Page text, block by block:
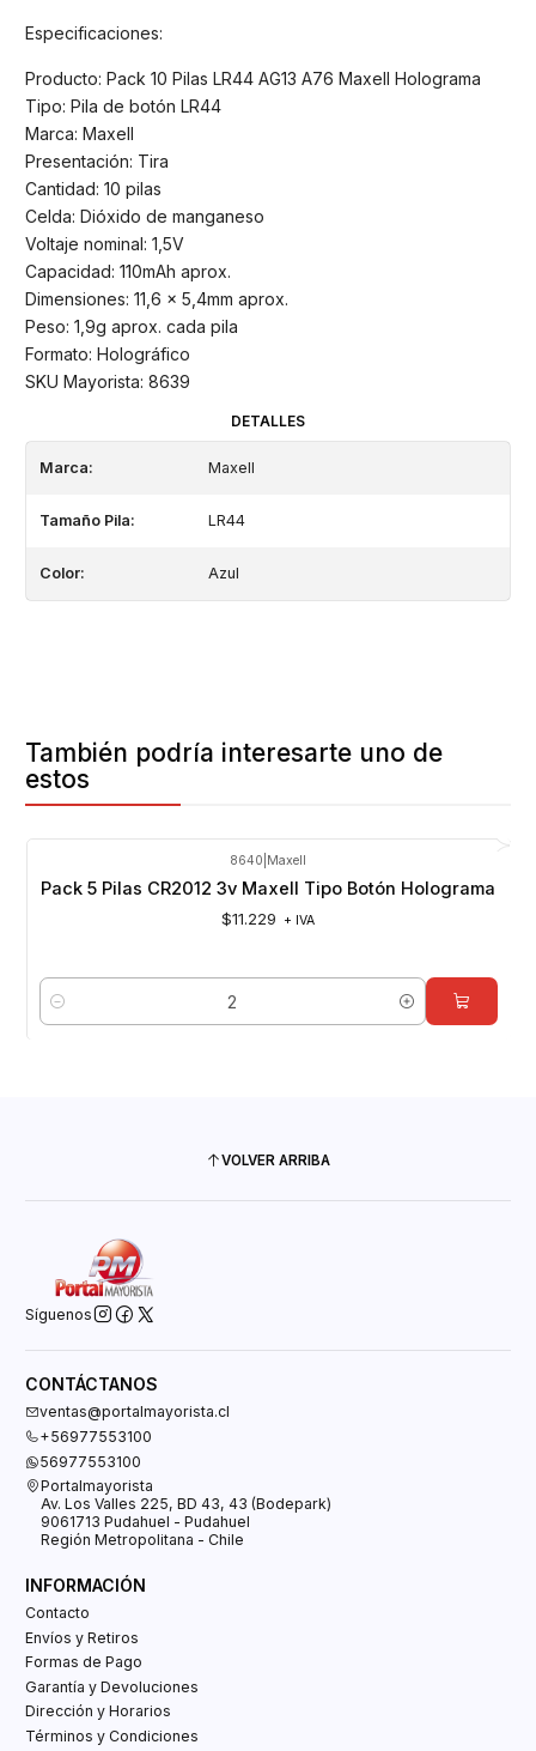
Especificaciones:
Producto: Pack 10 Pilas LR44 AG13 A76 Maxell Holograma
Tipo: Pila de botón LR44
Marca: Maxell
Presentación: Tira
Cantidad: 10 pilas
Celda: Dióxido de manganeso
Voltaje nominal: 1,5V
Capacidad: 110mAh aprox.
Dimensiones: 11,6 x 5,4mm aprox.
Peso: 1,9g aprox. cada pila
Formato: Holográfico
SKU Mayorista: 8639
DETALLES
Marca: Maxell
Tamaño Pila: LR44
Color: Azul
También podría interesarte uno de
estos
8640 Maxell
Pack 5 Pilas CR2012 3v Maxell Tipo Botón Holograma
$11.229 + IVA
Cantidad
VOLVER ARRIBA
Síguenos
CONTÁCTANOS
ventas@portalmayorista.cl
+56977553100
56977553100
Portalmayorista
Av. Los Valles 225, BD 43, 43 (Bodepark)
9061713 Pudahuel - Pudahuel
Región Metropolitana - Chile
INFORMACIÓN
Contacto
Envíos y Retiros
Formas de Pago
Garantía y Devoluciones
Dirección y Horarios
Términos y Condiciones